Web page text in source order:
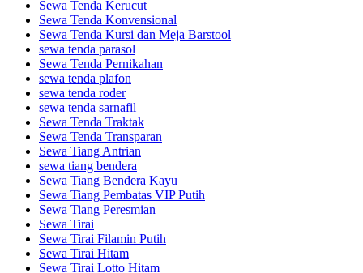
Sewa Tenda Kerucut
Sewa Tenda Konvensional
Sewa Tenda Kursi dan Meja Barstool
sewa tenda parasol
Sewa Tenda Pernikahan
sewa tenda plafon
sewa tenda roder
sewa tenda sarnafil
Sewa Tenda Traktak
Sewa Tenda Transparan
Sewa Tiang Antrian
sewa tiang bendera
Sewa Tiang Bendera Kayu
Sewa Tiang Pembatas VIP Putih
Sewa Tiang Peresmian
Sewa Tirai
Sewa Tirai Filamin Putih
Sewa Tirai Hitam
Sewa Tirai Lotto Hitam